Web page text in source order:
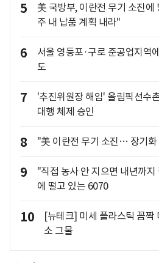
5
美 국방부, 이란전 무기 소진
주 내 납품 계획 내라"
6
서울 영등포·구로 준공업지역
도
7
'추진위원장 해임' 올림픽선수
대행 체제 승인
8 "美 이란전 무기 소진… 장기화
9
"직접 농사 안 지으면 내년까
에 떨고 있는 6070
10
[뉴테크] 미세 플라스틱 꼼짝
소 그물